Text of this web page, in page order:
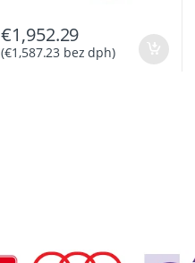
€1,952.29
(€1,587.23 bez dph)